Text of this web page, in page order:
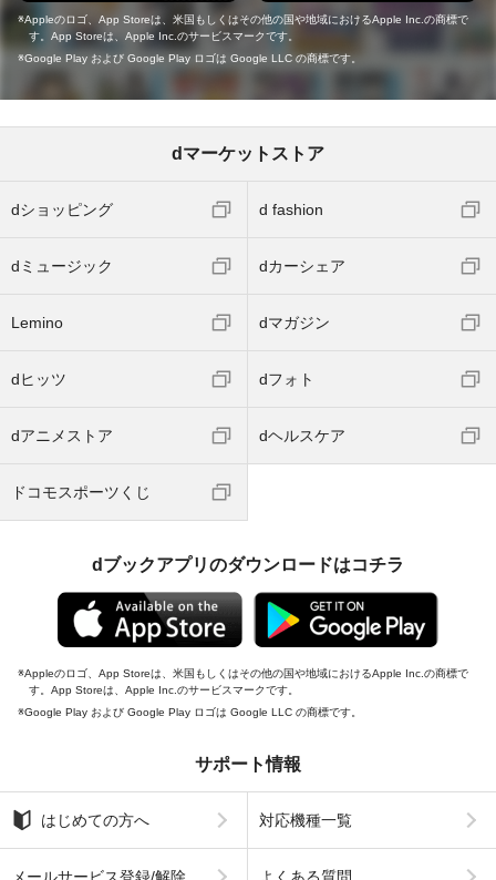
Appleのロゴ、App Storeは、米国もしくはその他の国や地域におけるApple Inc.の商標で
す。App Storeは、Apple Inc.のサービスマークです。
Google Play および Google Play ロゴは Google LLC の商標です。
dマーケットストア
dショッピング d fashion
dミュージック dカーシェア
Lemino dマガジン
dヒッツ dフォト
dアニメストア dヘルスケア
ドコモスポーツくじ
dブックアプリのダウンロードはコチラ
Appleのロゴ、App Storeは、米国もしくはその他の国や地域におけるApple Inc.の商標で
す。App Storeは、Apple Inc.のサービスマークです。
Google Play および Google Play ロゴは Google LLC の商標です。
サポート情報
はじめての方へ 対応機種一覧
メールサービス登録/解除 よくある質問